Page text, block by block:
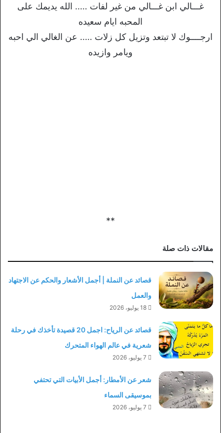
غـــالي ابن غـــالي من غير لفات ….. الله يديمك على
المحبه ايام سعيده
ارجــــوك لا تبتعد وتزيل كل زلات ….. عن الغالي الي احبه
ويامر وازيده
**
مقالات ذات صلة
قصائد عن النملة | أجمل الأشعار والحكم عن الاجتهاد
والعمل
18 يوليو، 2026
قصائد عن الرياح: اجمل 20 قصيدة تأخذك في رحلة
شعرية في عالم الهواء المتحرك
7 يوليو، 2026
شعر عن الأمطار: أجمل الأبيات التي تحتفي
بموسيقى السماء
7 يوليو، 2026